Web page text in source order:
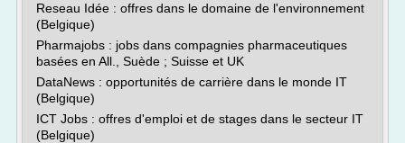
Reseau Idée : offres dans le domaine de l'environnement
(Belgique)
Pharmajobs : jobs dans compagnies pharmaceutiques
basées en All., Suède ; Suisse et UK
DataNews : opportunités de carrière dans le monde IT
(Belgique)
ICT Jobs : offres d'emploi et de stages dans le secteur IT
(Belgique)